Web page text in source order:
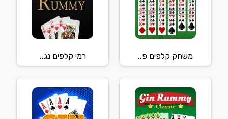
משחק קלפים פ.. רמי קלפים נג..